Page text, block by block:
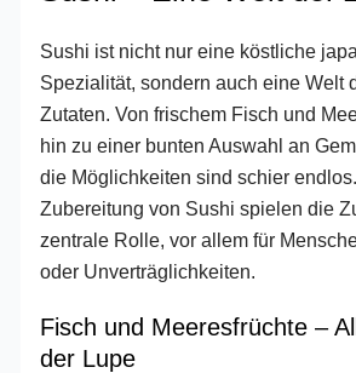
Sushi ist nicht nur eine köstliche
Spezialität, sondern auch eine Welt
Zutaten. Von frischem Fisch und
hin zu einer bunten Auswahl an
die Möglichkeiten sind schier
Zubereitung von Sushi spielen die
zentrale Rolle, vor allem für
oder Unverträglichkeiten.
Fisch und Meeresfrüchte –
der Lupe